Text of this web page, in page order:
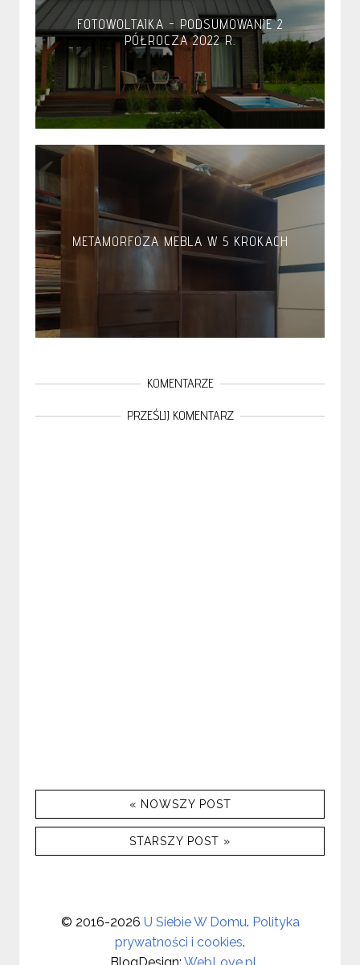
FOTOWOLTAIKA - PODSUMOWANIE 2
PÓŁROCZA 2022 R.
METAMORFOZA MEBLA W 5 KROKACH
KOMENTARZE
PRZEŚLIJ KOMENTARZ
« NOWSZY POST
STARSZY POST »
© 2016-2026 U Siebie W Domu. Polityka
prywatności i cookies.
. BlogDesign: WebLove.pl